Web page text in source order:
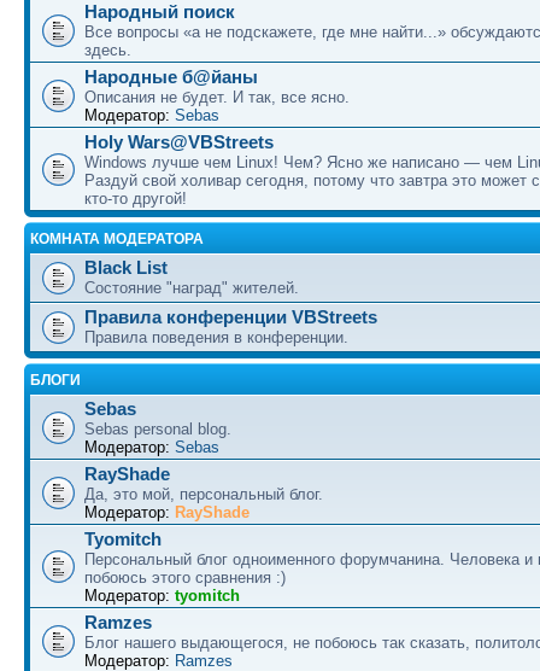
Народный поиск
Все вопросы «а не подскажете, где мне найти...»
здесь.
Народные б@йаны
Описания не будет. И так, все ясно.
Модератор: Sebas
Holy Wars@VBStreets
Windows лучше чем Linux! Чем? Ясно же написано — чем
Раздуй свой холивар сегодня, потому что завтра это может
кто-то другой!
КОМНАТА МОДЕРАТОРА
Black List
Состояние "наград" жителей.
Правила конференции VBStreets
Правила поведения в конференции.
БЛОГИ
Sebas
Sebas personal blog.
Модератор: Sebas
RayShade
Да, это мой, персональный блог.
Модератор: RayShade
Tyomitch
Персональный блог одноименного форумчанина. Человека и
побоюсь этого сравнения :)
Модератор: tyomitch
Ramzes
Блог нашего выдающегося, не побоюсь так сказать,
Модератор: Ramzes